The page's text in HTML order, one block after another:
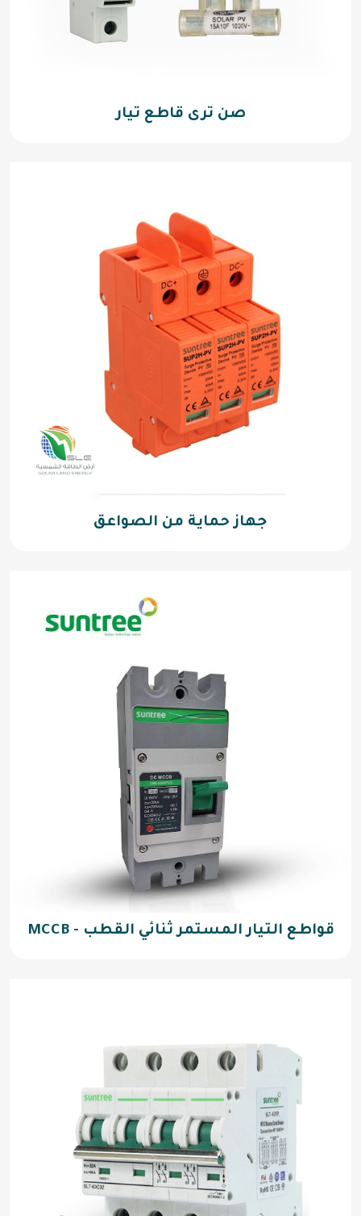
صن ترى قاطع تيار
جهاز حماية من الصواعق
قواطع التيار المستمر ثنائي القطب - MCCB